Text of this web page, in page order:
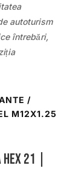
autoturism
întrebări,
/
M12X1.25
21 |